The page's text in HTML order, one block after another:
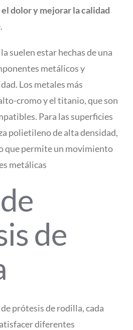
dolor y mejorar la calidad
suelen estar hechas de una
metálicos y
Los metales más
cromo y el titanio, que son
Para las superficies
polietileno de alta densidad,
que permite un movimiento
metálicas
de
prótesis de rodilla, cada
diferentes